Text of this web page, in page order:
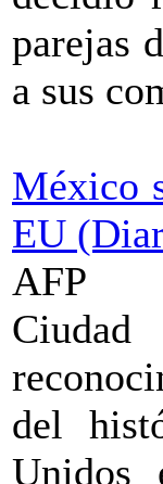
parejas
a sus
México
EU
AFP
del
Unidos